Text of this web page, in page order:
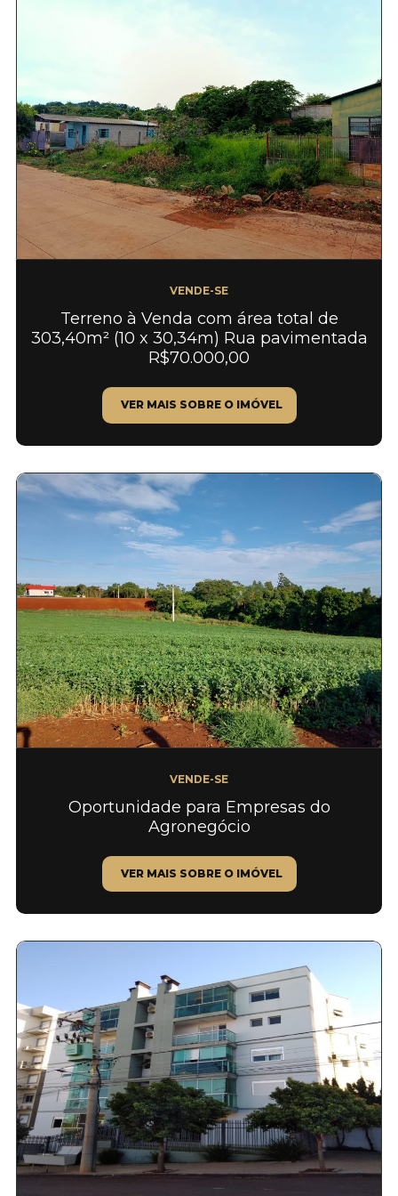
VENDE-SE
Terreno à Venda com área total de
303,40m² (10 x 30,34m) Rua pavimentada
R$70.000,00
VER MAIS SOBRE O IMÓVEL
VENDE-SE
Oportunidade para Empresas do
Agronegócio
VER MAIS SOBRE O IMÓVEL